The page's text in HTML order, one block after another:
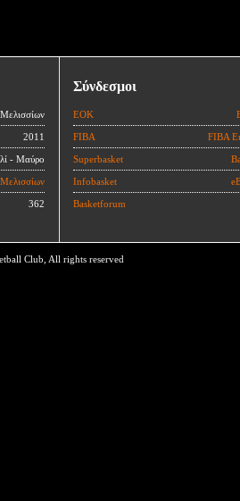
2011
- Μαύρο
362
Σύνδεσμοι
ΕΟΚ
FIBA FIBA
Superbasket
Infobasket
Basketforum
Club, All rights reserved